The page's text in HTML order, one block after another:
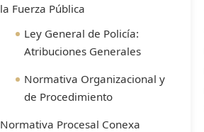
la Fuerza Pública
Ley General de Policía:
Atribuciones Generales
Normativa Organizacional y
de Procedimiento
Normativa Procesal Conexa